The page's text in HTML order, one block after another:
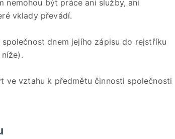
nemohou být práce ani služby, ani
vklady převádí.
dnem jejího zápisu do rejstříku
ve vztahu k předmětu činnosti společnosti